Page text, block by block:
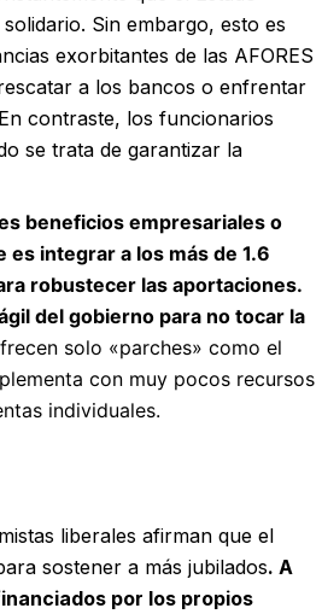
Sin embargo, esto es
exorbitantes de las AFORES
a los bancos o enfrentar
contraste, los funcionarios
se trata de garantizar la
beneficios empresariales o
es integrar a los más de 1.6
robustecer las aportaciones.
del gobierno para no tocar la
solo «parches» como el
con muy pocos recursos
individuales.
liberales afirman que el
sostener a más jubilados. A
por los propios